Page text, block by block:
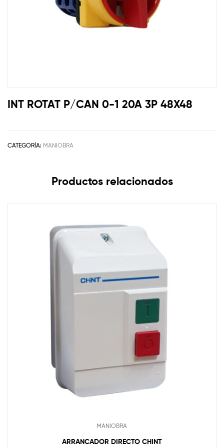
INT ROTAT P/CAN 0-1 20A 3P 48X48
CATEGORÍA: MANIOBRA
Productos relacionados
MANIOBRA
ARRANCADOR DIRECTO CHINT